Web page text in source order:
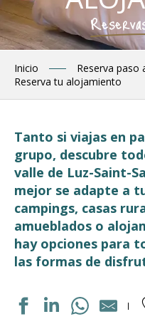
Inicio
Reserva paso
Reserva tu alojamiento
Tanto si viajas en
grupo, descubre
valle de Luz-Saint-
mejor se adapte a
campings, casas
amueblados o
hay opciones para
las formas de